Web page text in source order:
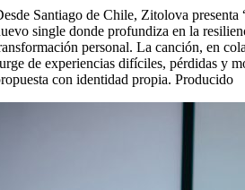
Santiago de Chile, Zitolova presenta
single donde profundiza en la
personal. La canción, en
de experiencias difíciles, pérdidas y
con identidad propia. Producido